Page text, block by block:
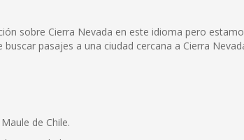
sobre Cierra Nevada en este idioma pero
pasajes a una ciudad cercana a Cierra
de Chile.